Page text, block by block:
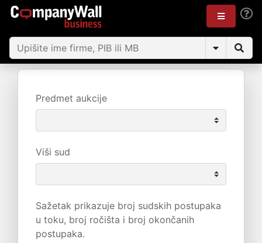
Predmet aukcije
Viši sud
Sažetak prikazuje broj sudskih postupaka
u toku, broj ročišta i broj okončanih
postupaka.